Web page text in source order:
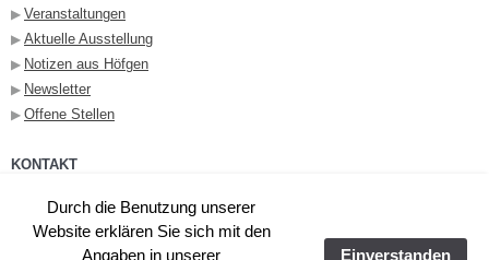
▶︎ Veranstaltungen
▶︎ Aktuelle Ausstellung
▶︎ Notizen aus Höfgen
▶︎ Newsletter
▶︎ Offene Stellen
KONTAKT
+49 3437 98770
Durch die Benutzung unserer
Website erklären Sie sich mit den
Angaben in unserer
Einverstanden